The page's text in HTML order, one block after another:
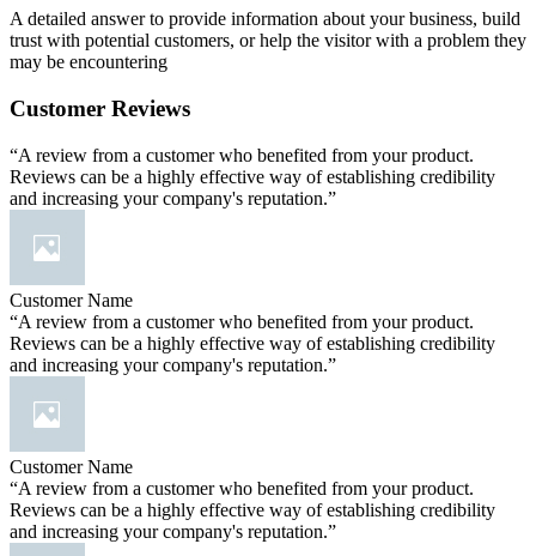
A detailed answer to provide information about your business, build
trust with potential customers, or help the visitor with a problem they
may be encountering
Customer Reviews
“A review from a customer who benefited from your product.
Reviews can be a highly effective way of establishing credibility
and increasing your company's reputation.”
Customer Name
“A review from a customer who benefited from your product.
Reviews can be a highly effective way of establishing credibility
and increasing your company's reputation.”
Customer Name
“A review from a customer who benefited from your product.
Reviews can be a highly effective way of establishing credibility
and increasing your company's reputation.”